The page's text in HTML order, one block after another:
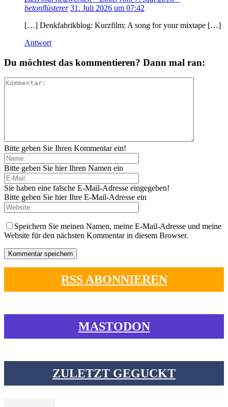
betonflüsterer 31. Juli 2026 um 07:42
[…] Denkfabrikblog: Kurzfilm: A song for your mixtape […]
Antwort
Du möchtest das kommentieren? Dann mal ran:
Bitte geben Sie Ihren Kommentar ein!
Bitte geben Sie hier Ihren Namen ein
Sie haben eine falsche E-Mail-Adresse eingegeben!
Bitte geben Sie hier Ihre E-Mail-Adresse ein
Speichern Sie meinen Namen, meine E-Mail-Adresse und meine
Website für den nächsten Kommentar in diesem Browser.
RSS ABONNIEREN
MASTODON
ZULETZT GEGUCKT